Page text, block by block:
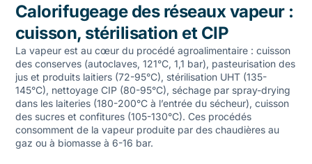
Calorifugeage des réseaux vapeur :
cuisson, stérilisation et CIP
La vapeur est au cœur du procédé agroalimentaire : cuisson
des conserves (autoclaves, 121°C, 1,1 bar), pasteurisation des
jus et produits laitiers (72-95°C), stérilisation UHT (135-
145°C), nettoyage CIP (80-95°C), séchage par spray-drying
dans les laiteries (180-200°C à l’entrée du sécheur), cuisson
des sucres et confitures (105-130°C). Ces procédés
consomment de la vapeur produite par des chaudières au
gaz ou à biomasse à 6-16 bar.